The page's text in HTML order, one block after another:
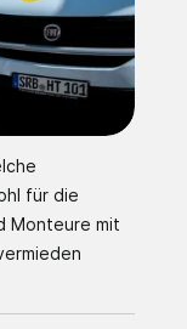
für die
Monteure mit